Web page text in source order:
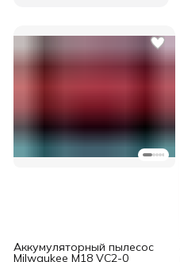
Аккумуляторный пылесос
Milwaukee M18 VC2-0